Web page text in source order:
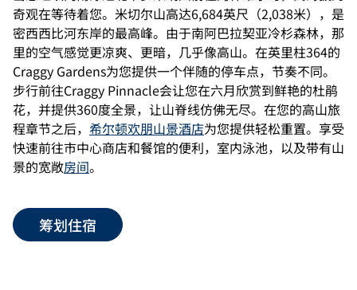
奇观在等待着您。米切尔山高达6,684英尺（2,038米），是
密西西比河东岸的最高峰。由于南阿巴拉契亚冷杉森林，那
里的空气感觉更凉爽、更暗，几乎像高山。在英里柱364的
Craggy Gardens为您提供一个伴随的停车点，节奏不同。
步行前往Craggy Pinnacle会让您在六月欣赏到鲜艳的杜鹃
花，并提供360度全景，让山脊线仿佛无尽。在您的高山旅
程章节之后， 希尔顿欢朋山景酒店为您提供轻松重置。享受
快速前往市中心商店和餐馆的便利，室内泳池，以及带有山
景的宽敞房间。
筹划住宿